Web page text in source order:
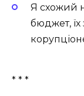
Я схожий
бюджет, їх
* * *